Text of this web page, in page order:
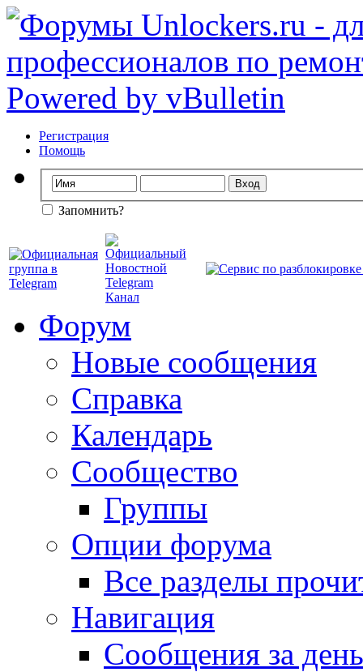
Регистрация
Помощь
Запомнить?
Форум
Новые сообщения
Справка
Календарь
Сообщество
Группы
Опции форума
Все разделы
Навигация
Сообщения за день